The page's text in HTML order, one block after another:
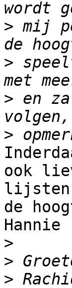
> mij
>
> en
>
ook
lijsten
de
Hannie
>
>
>